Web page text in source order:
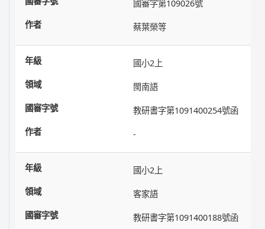
國審字第109026號
蔡葉榮等
國小2上
閩南語
教研書字第1091400254號函
-
國小2上
客家語
教研書字第1091400188號函